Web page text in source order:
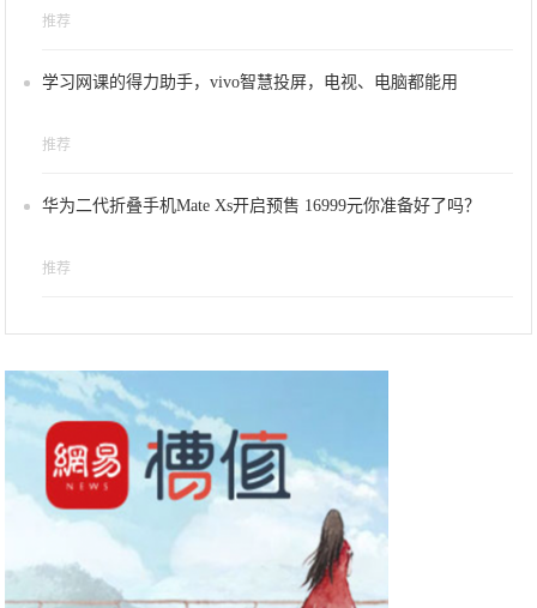
推荐
学习网课的得力助手，vivo智慧投屏，电视、电脑都能用
推荐
华为二代折叠手机Mate Xs开启预售 16999元你准备好了吗？
推荐